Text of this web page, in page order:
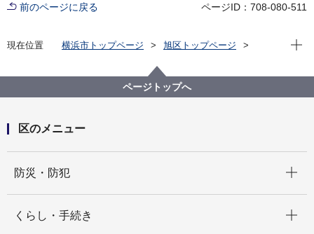
前のページに戻る ページID：708-080-511
現在位置 横浜市トップページ
旭区トップページ
公共下水道付近地掘削・一時使用
現在
ページトップへ
区のメニュー
防災・防犯
くらし・手続き